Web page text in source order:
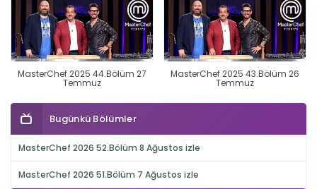
MasterChef 2025 44.Bölüm 27
Temmuz
MasterChef 2025 43.Bölüm 26
Temmuz
Bugünkü Bölümler
MasterChef 2026 52.Bölüm 8 Ağustos izle
MasterChef 2026 51.Bölüm 7 Ağustos izle